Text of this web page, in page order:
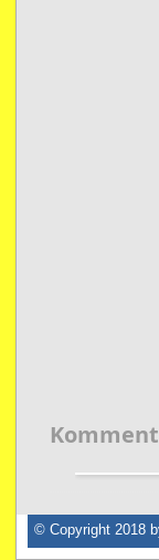
© Copyright 2018